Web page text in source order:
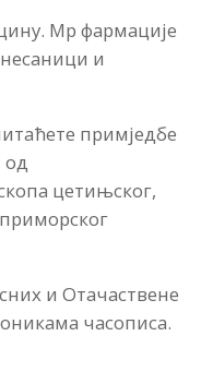
Мр фармације
и
примједбе
од
цетињског,
и Отачаствене
часописа.